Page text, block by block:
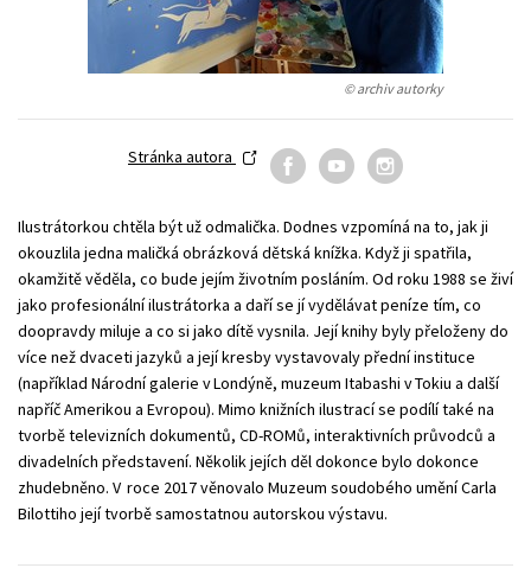
Zahraniční literatura Zdraví a životní styl
© archiv autorky
Stránka autora
Ilustrátorkou chtěla být už odmalička. Dodnes vzpomíná na to, jak ji
okouzlila jedna maličká obrázková dětská knížka. Když ji spatřila,
okamžitě věděla, co bude jejím životním posláním. Od roku 1988 se živí
jako profesionální ilustrátorka a daří se jí vydělávat peníze tím, co
doopravdy miluje a co si jako dítě vysnila. Její knihy byly přeloženy do
více než dvaceti jazyků a její kresby vystavovaly přední instituce
(například Národní galerie v Londýně, muzeum Itabashi v Tokiu a další
napříč Amerikou a Evropou). Mimo knižních ilustrací se podílí také na
tvorbě televizních dokumentů, CD-ROMů, interaktivních průvodců a
divadelních představení. Několik jejích děl dokonce bylo dokonce
zhudebněno. V roce 2017 věnovalo Muzeum soudobého umění Carla
Bilottiho její tvorbě samostatnou autorskou výstavu.